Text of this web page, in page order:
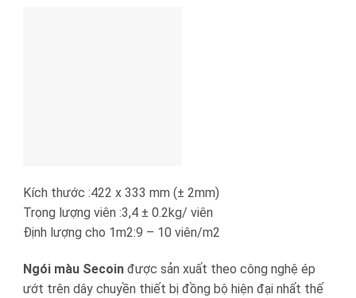
Kích thước :422 x 333 mm (± 2mm)
Trọng lượng viên :3,4 ± 0.2kg/ viên
Định lượng cho 1m2:9 – 10 viên/m2
Ngói màu Secoin được sản xuất theo công nghệ ép
ướt trên dây chuyền thiết bị đồng bộ hiện đại nhất thế